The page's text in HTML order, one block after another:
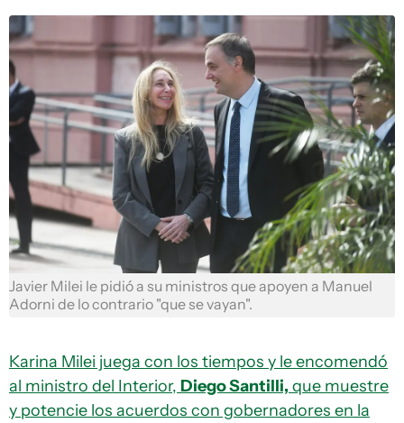
Javier Milei le pidió a su ministros que apoyen a Manuel
Adorni de lo contrario "que se vayan".
Karina Milei juega con los tiempos y le encomendó
al ministro del Interior, Diego Santilli, que muestre
y potencie los acuerdos con gobernadores en la